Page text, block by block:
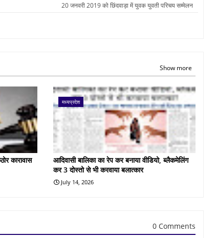
20 जनवरी 2019 को छिंदवाड़ा में युवक युवती परिचय सम्मेलन
Show more
कारावास
मध्यप्रदेश
आदिवासी बालिका का रेप कर बनाया वीडियो, ब्लैकमेलिंग
कर 3 दोस्तो से भी करवाया बलात्कार
July 14, 2026
0 Comments